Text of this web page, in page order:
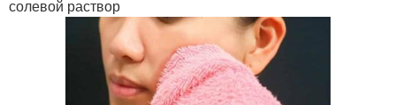
солевой раствор